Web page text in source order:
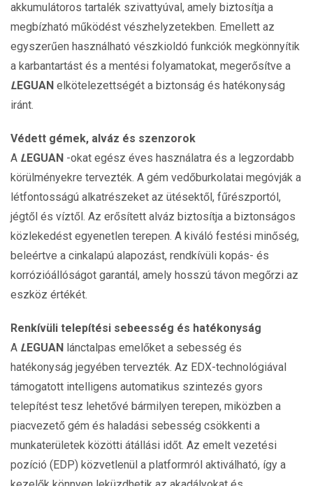
akkumulátoros tartalék szivattyúval, amely biztosítja a
megbízható működést vészhelyzetekben. Emellett az
egyszerűen használható vészkioldó funkciók megkönnyítik
a karbantartást és a mentési folyamatokat, megerősítve a
LEGUAN elkötelezettségét a biztonság és hatékonyság
iránt.
Védett gémek, alváz és szenzorok
A LEGUAN -okat egész éves használatra és a legzordabb
körülményekre tervezték. A gém vedőburkolatai megóvják a
létfontosságú alkatrészeket az ütésektől, fűrészportól,
jégtől és víztől. Az erősített alváz biztosítja a biztonságos
közlekedést egyenetlen terepen. A kiváló festési minőség,
beleértve a cinkalapú alapozást, rendkívüli kopás- és
korrózióállóságot garantál, amely hosszú távon megőrzi az
eszköz értékét.
Renkívüli telepítési sebeesség és hatékonyság
A LEGUAN lánctalpas emelőket a sebesség és
hatékonyság jegyében tervezték. Az EDX-technológiával
támogatott intelligens automatikus szintezés gyors
telepítést tesz lehetővé bármilyen terepen, miközben a
piacvezető gém és haladási sebesség csökkenti a
munkaterületek közötti átállási időt. Az emelt vezetési
pozíció (EDP) közvetlenül a platformról aktiválható, így a